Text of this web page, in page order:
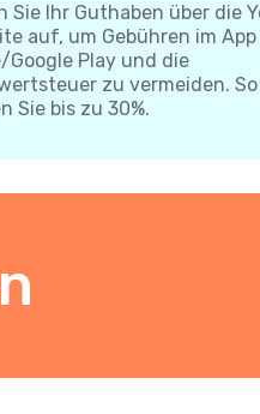
Sie Ihr Guthaben über die
auf, um Gebühren im App
Google Play und die
zu vermeiden. So
Sie bis zu 30%.